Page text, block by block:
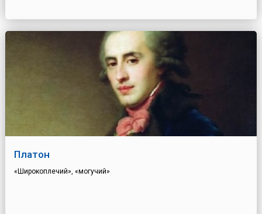
Платон
«Широкоплечий», «могучий»